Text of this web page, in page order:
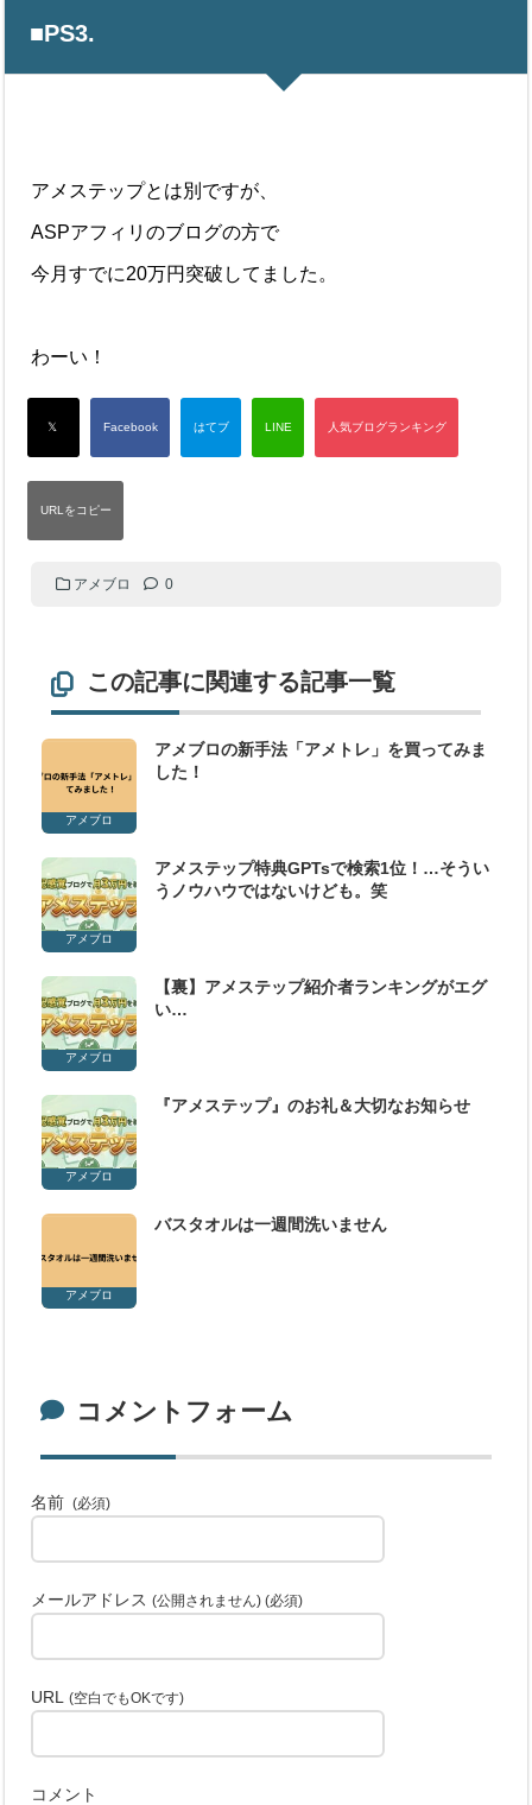
■PS3.
アメステップとは別ですが、
ASPアフィリのブログの方で
今月すでに20万円突破してました。
わーい！
アメブロ 0
この記事に関連する記事一覧
アメブロ
アメブロの新手法「アメトレ」を買ってみま
した！
アメブロ
アメステップ特典GPTsで検索1位！…そうい
うノウハウではないけども。笑
アメブロ
【裏】アメステップ紹介者ランキングがエグ
い…
アメブロ
『アメステップ』のお礼＆大切なお知らせ
アメブロ
バスタオルは一週間洗いません
コメントフォーム
名前 (必須)
メールアドレス(公開されません) (必須)
URL(空白でもOKです)
コメント